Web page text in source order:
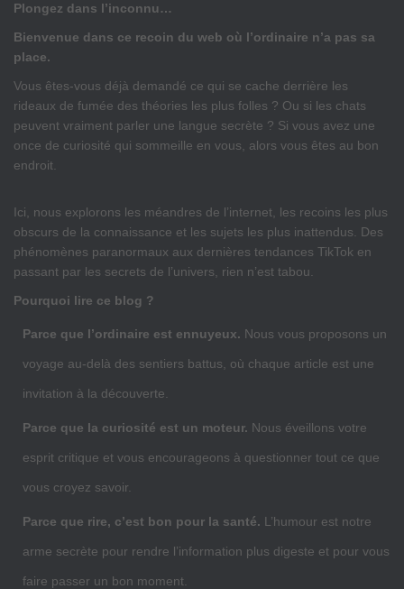
Plongez dans l’inconnu…
Bienvenue dans ce recoin du web où l’ordinaire n’a pas sa
place.
Vous êtes-vous déjà demandé ce qui se cache derrière les
rideaux de fumée des théories les plus folles ? Ou si les chats
peuvent vraiment parler une langue secrète ? Si vous avez une
once de curiosité qui sommeille en vous, alors vous êtes au bon
endroit.
Ici, nous explorons les méandres de l’internet, les recoins les plus
obscurs de la connaissance et les sujets les plus inattendus. Des
phénomènes paranormaux aux dernières tendances TikTok en
passant par les secrets de l’univers, rien n’est tabou.
Pourquoi lire ce blog ?
Parce que l’ordinaire est ennuyeux. Nous vous proposons un
voyage au-delà des sentiers battus, où chaque article est une
invitation à la découverte.
Parce que la curiosité est un moteur. Nous éveillons votre
esprit critique et vous encourageons à questionner tout ce que
vous croyez savoir.
Parce que rire, c’est bon pour la santé. L’humour est notre
arme secrète pour rendre l’information plus digeste et pour vous
faire passer un bon moment.